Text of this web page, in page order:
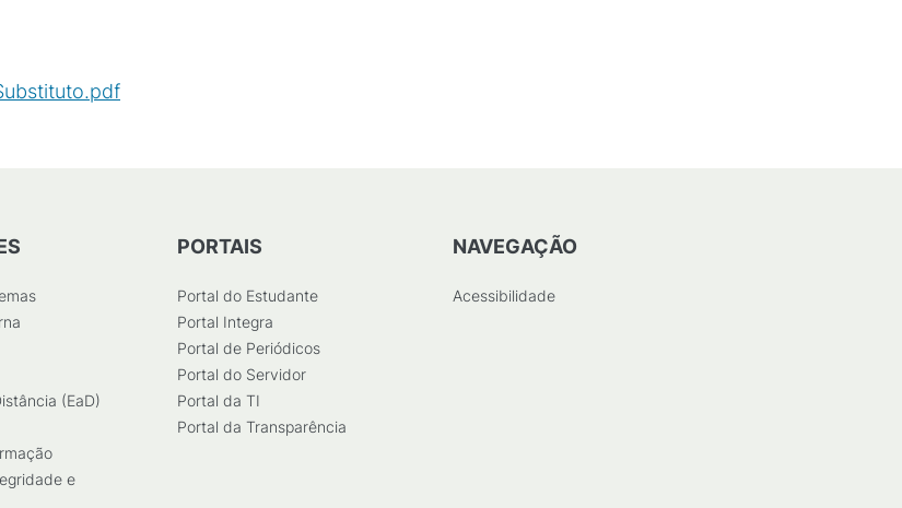
(EaD)
e
PORTAIS
Portal do Estudante
Portal Integra
Portal de Periódicos
Portal do Servidor
Portal da TI
Portal da Transparência
NAVEGAÇÃO
Acessibilidade